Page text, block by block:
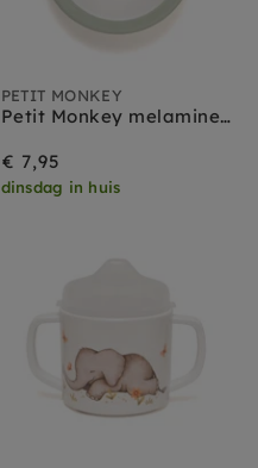
PETIT MONKEY
Petit Monkey melamine bakje Bear and Stars
€ 7,95
dinsdag in huis